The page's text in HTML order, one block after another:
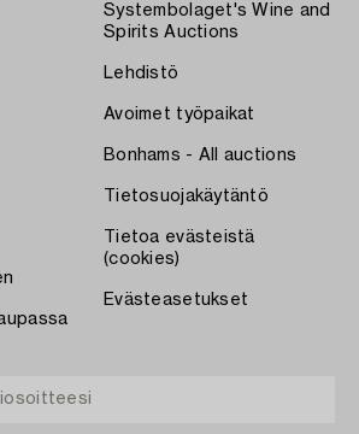
Systembolaget's Wine and
Spirits Auctions
Lehdistö
Avoimet työpaikat
Bonhams - All auctions
Tietosuojakäytäntö
Tietoa evästeistä
(cookies)
Evästeasetukset